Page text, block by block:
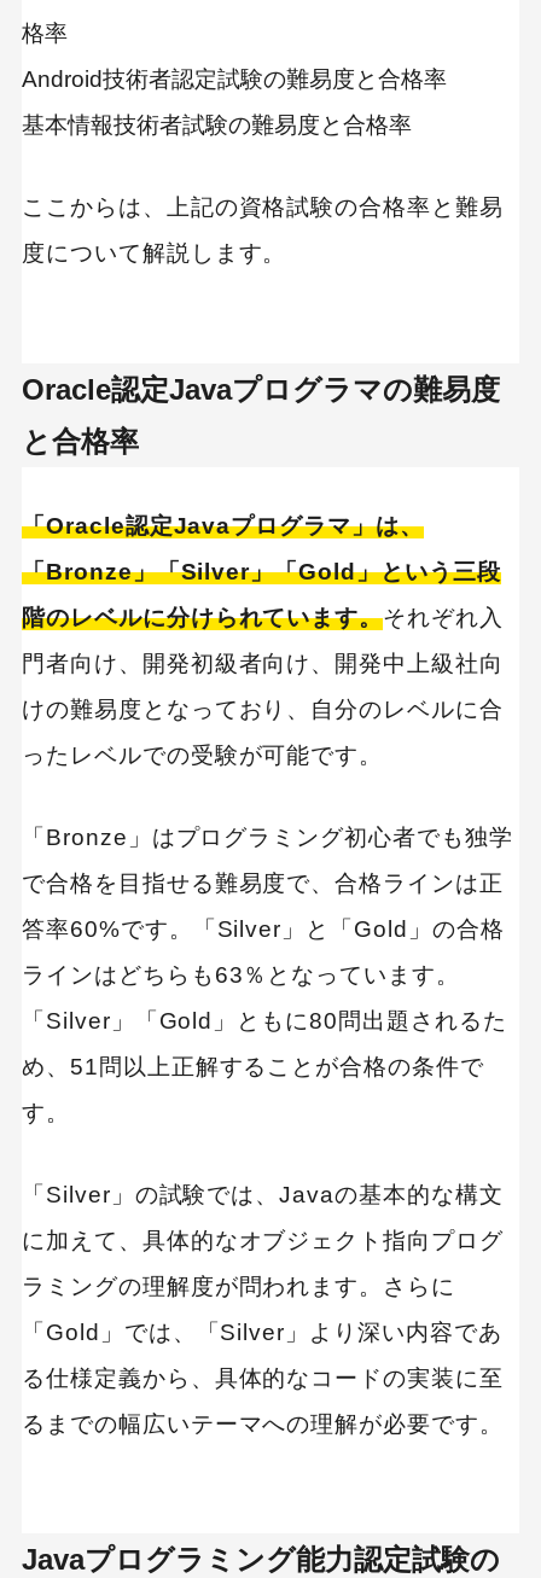
キーワードから記事を検索
カテゴリーから記事を検索
SaaS
Webデザイン
副業
初心者 iOSアプリ
格率
Android技術者認定試験の難易度と合格率
基本情報技術者試験の難易度と合格率
ここからは、上記の資格試験の合格率と難易
度について解説します。
Oracle認定Javaプログラマの難易度
と合格率
「Oracle認定Javaプログラマ」は、
「Bronze」「Silver」「Gold」という三段
階のレベルに分けられています。それぞれ入
門者向け、開発初級者向け、開発中上級社向
けの難易度となっており、自分のレベルに合
ったレベルでの受験が可能です。
「Bronze」はプログラミング初心者でも独学
で合格を目指せる難易度で、合格ラインは正
答率60%です。「Silver」と「Gold」の合格
ラインはどちらも63％となっています。
「Silver」「Gold」ともに80問出題されるた
め、51問以上正解することが合格の条件で
す。
「Silver」の試験では、Javaの基本的な構文
に加えて、具体的なオブジェクト指向プログ
ラミングの理解度が問われます。さらに
「Gold」では、「Silver」より深い内容であ
る仕様定義から、具体的なコードの実装に至
るまでの幅広いテーマへの理解が必要です。
Javaプログラミング能力認定試験の